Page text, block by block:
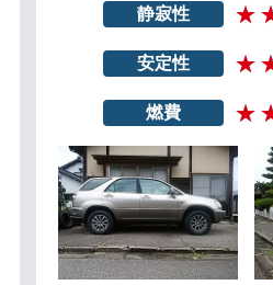
静寂性
安定性
燃費